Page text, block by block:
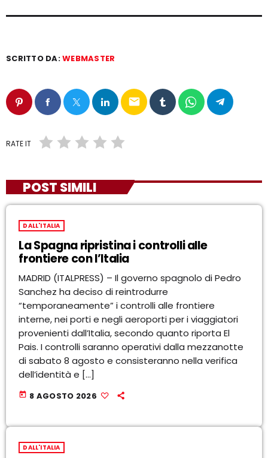
SCRITTO DA:WEBMASTER
email
RATE IT
POST SIMILI
DALL'ITALIA
La Spagna ripristina i controlli alle
frontiere con l’Italia
MADRID (ITALPRESS) – Il governo spagnolo di Pedro
Sanchez ha deciso di reintrodurre
“temporaneamente” i controlli alle frontiere
interne, nei porti e negli aeroporti per i viaggiatori
provenienti dall’Italia, secondo quanto riporta El
Pais. I controlli saranno operativi dalla mezzanotte
di sabato 8 agosto e consisteranno nella verifica
dell’identità e […]
today 8 AGOSTO 2026
DALL'ITALIA